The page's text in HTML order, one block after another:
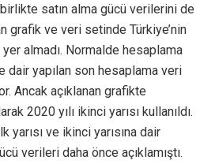
satın alma gücü verilerini de
grafik ve veri setinde Türkiye’nin
yer almadı. Normalde hesaplama
dair yapılan son hesaplama veri
Ancak açıklanan grafikte
2020 yılı ikinci yarısı kullanıldı.
yarısı ve ikinci yarısına dair
verileri daha önce açıklamıştı.